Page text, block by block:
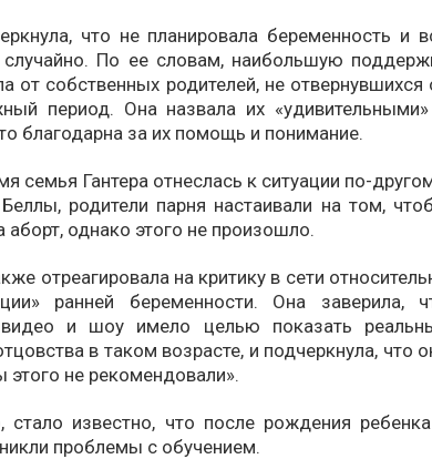
что не планировала беременность и
По ее словам, наибольшую
от собственных родителей, не отвернувшихся
период. Она назвала их
благодарна за их помощь и понимание.
семья Гантера отнеслась к ситуации по-
родители парня настаивали на том,
аборт, однако этого не произошло.
отреагировала на критику в сети
ранней беременности. Она заверила,
и шоу имело целью показать
в таком возрасте, и подчеркнула, что
этого не рекомендовали».
стало известно, что после рождения
проблемы с обучением.